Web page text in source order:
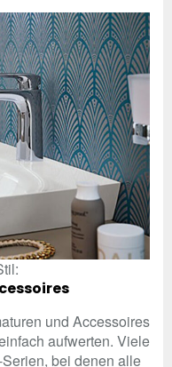
und Accessoires
aufwerten. Viele
bei denen alle